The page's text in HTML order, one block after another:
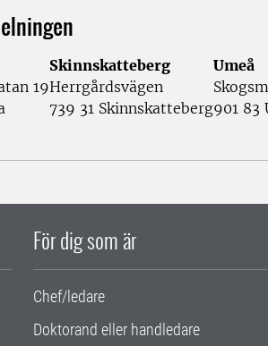
19
Skinnskatteberg
Herrgårdsvägen
739 31 Skinnskatteberg
Umeå
901 83
För dig som är
Chef/ledare
Doktorand eller handledare